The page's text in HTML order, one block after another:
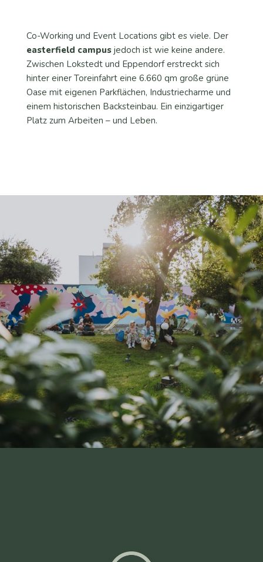
Co-Working und Event Locations gibt es viele. Der
easterfield campus jedoch ist wie keine andere.
Zwischen Lokstedt und Eppendorf erstreckt sich
hinter einer Toreinfahrt eine 6.660 qm große grüne
Oase mit eigenen Parkflächen, Industriecharme und
einem historischen Backsteinbau. Ein einzigartiger
Platz zum Arbeiten – und Leben.